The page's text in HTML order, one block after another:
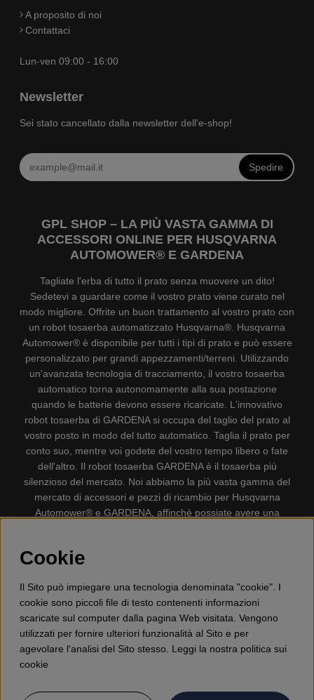
A proposito di noi
Contattaci
Lun-ven 09:00 - 16:00
Newsletter
Sei stato cancellato dalla newsletter dell'e-shop!
Spedire
GPL SHOP – LA PIÙ VASTA GAMMA DI
ACCESSORI ONLINE PER HUSQVARNA
AUTOMOWER® E GARDENA
Tagliate l'erba di tutto il prato senza muovere un dito!
Sedetevi a guardare come il vostro prato viene curato nel
modo migliore. Offrite un buon trattamento al vostro prato con
un robot tosaerba automatizzato Husqvarna®. Husqvarna
Automower® è disponibile per tutti i tipi di prato e può essere
personalizzato per grandi appezzamenti/terreni. Utilizzando
un'avanzata tecnologia di tracciamento, il vostro tosaerba
automatico torna autonomamente alla sua postazione
quando le batterie devono essere ricaricate. L'innovativo
robot tosaerba di GARDENA si occupa del taglio del prato al
vostro posto in modo del tutto automatico. Taglia il prato per
conto suo, mentre voi godete del vostro tempo libero o fate
dell'altro. Il robot tosaerba GARDENA è il tosaerba più
silenzioso del mercato. Noi abbiamo la più vasta gamma del
mercato di accessori e pezzi di ricambio per Husqvarna
Automower® e GARDENA, affinchè possiate avere una
Accessori per la protezione personale, Decespugliatori,
Aspirapolvere, Mototroncatrici, Attrezzature Forestali,
Lubrificanti, Carburanti, Giocattolo per bambini ETC.
Cookie
Il Sito può impiegare una tecnologia denominata "cookie". I
cookie sono piccoli file di testo contenenti informazioni
scaricate sul computer dalla pagina Web visitata. Vengono
utilizzati per fornire ulteriori funzionalità al Sito e per
agevolare l'analisi del Sito stesso. Leggi la nostra politica sui
cookie